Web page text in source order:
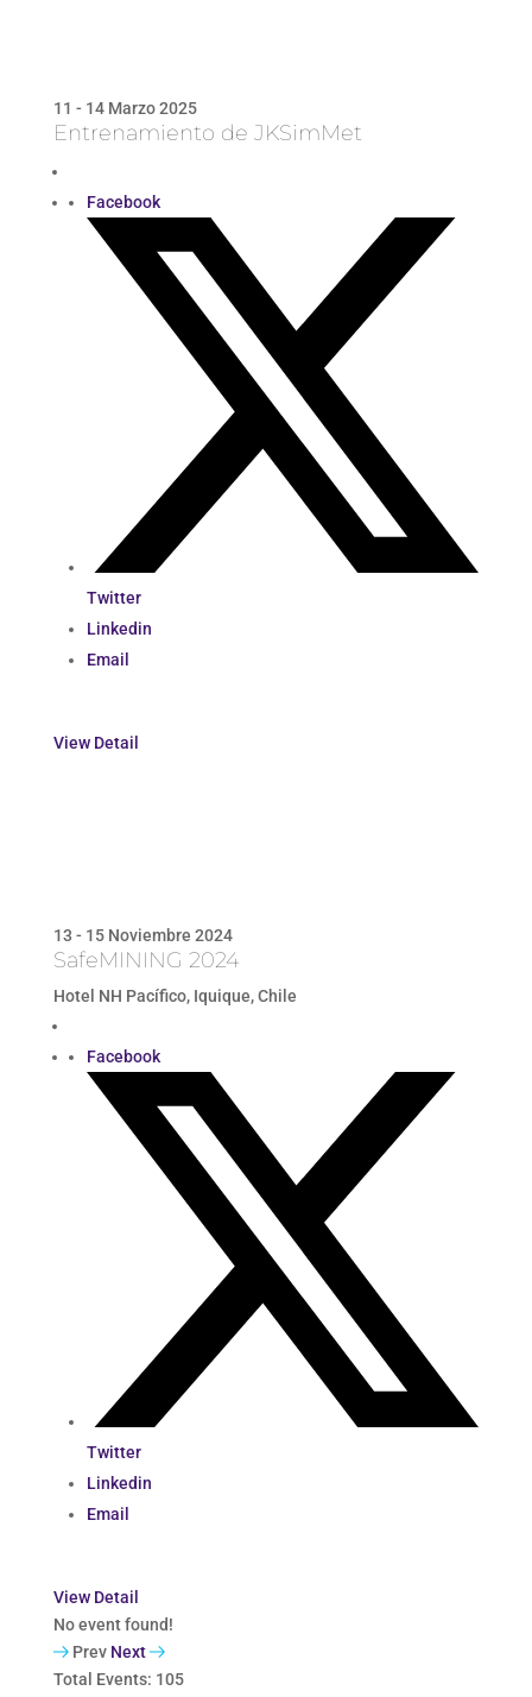
11 - 14 Marzo 2025
Entrenamiento de JKSimMet
Facebook
Twitter
Linkedin
Email
View Detail
13 - 15 Noviembre 2024
SafeMINING 2024
Hotel NH Pacífico, Iquique, Chile
Facebook
Twitter
Linkedin
Email
View Detail
No event found!
Prev Next
Total Events: 105